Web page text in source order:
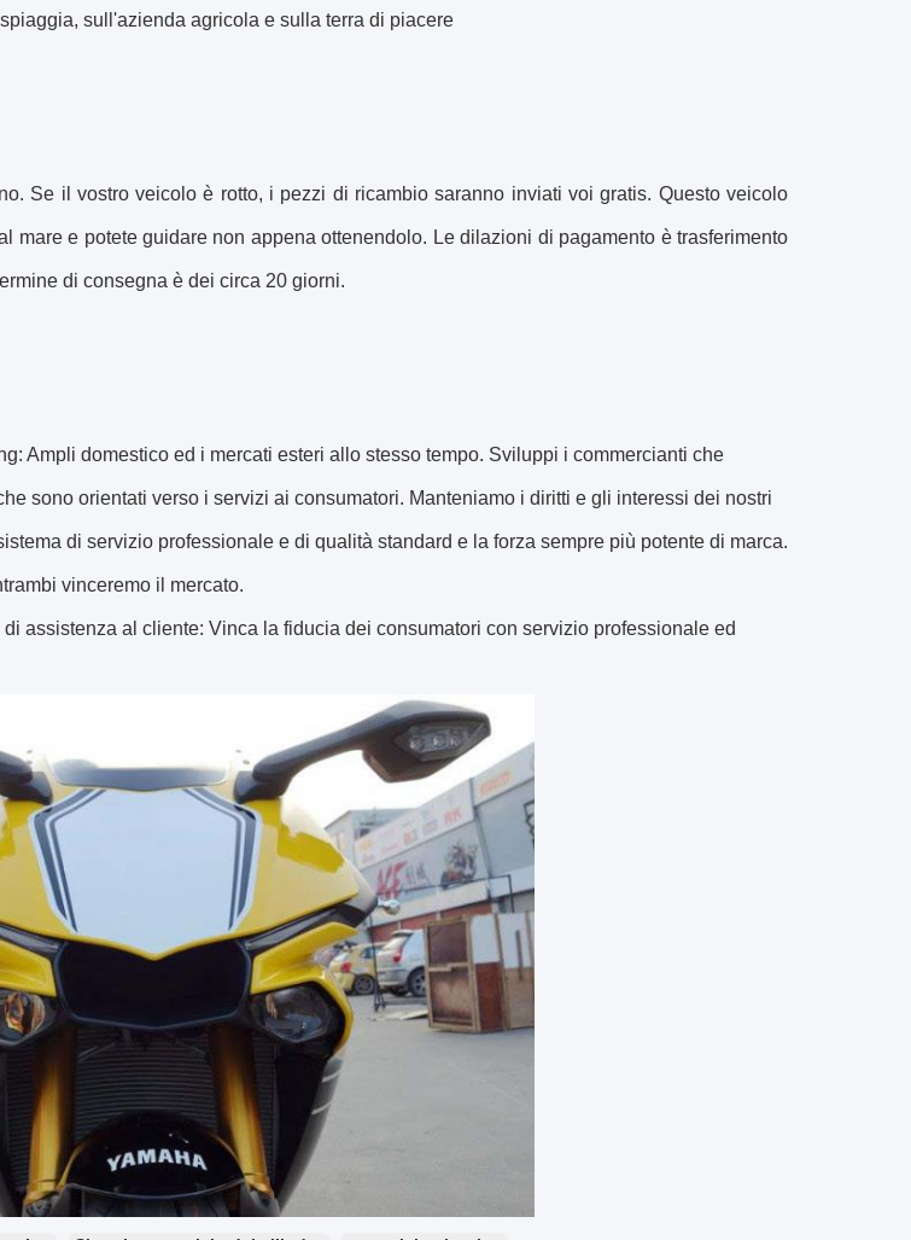
sull'azienda agricola e sulla terra di piacere
Se il vostro veicolo è rotto, i pezzi di ricambio saranno inviati voi gratis. Questo veicolo
mare e potete guidare non appena ottenendolo. Le dilazioni di pagamento è trasferimento
di consegna è dei circa 20 giorni.
Ampli domestico ed i mercati esteri allo stesso tempo. Sviluppi i commercianti che
sono orientati verso i servizi ai consumatori. Manteniamo i diritti e gli interessi dei nostri
di servizio professionale e di qualità standard e la forza sempre più potente di marca.
vinceremo il mercato.
assistenza al cliente: Vinca la fiducia dei consumatori con servizio professionale ed